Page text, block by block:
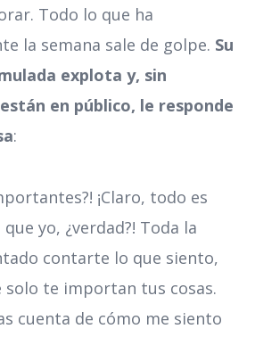
Todo lo que ha
la semana sale de golpe. Su
explota y, sin
en público, le responde
:
¡Claro, todo es
yo, ¿verdad?! Toda la
contarte lo que siento,
solo te importan tus cosas.
cuenta de cómo me siento